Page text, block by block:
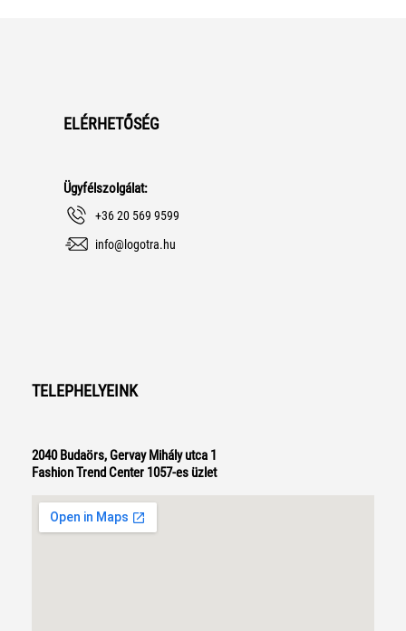
ELÉRHETŐSÉG
Ügyfélszolgálat:
+36 20 569 9599
info@logotra.hu
TELEPHELYEINK
2040 Budaörs, Gervay Mihály utca 1
Fashion Trend Center 1057-es üzlet